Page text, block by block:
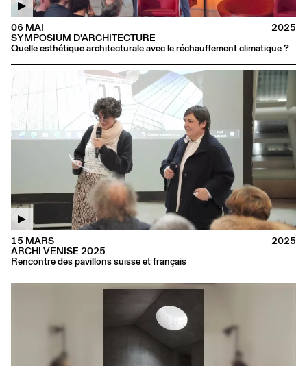
SYMPOSIUM D'ARCHITECTURE
Quelle esthétique architecturale avec le réchauffement climatique ?
06 MAI 2025
ARCHI VENISE 2025
Rencontre des pavillons suisse et français
15 MARS 2025